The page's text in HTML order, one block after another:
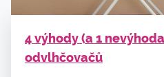
4 výhody (a 1
odvlhčovačů